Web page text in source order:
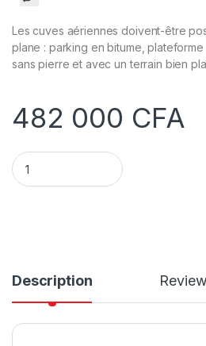
Les cuves aériennes doivent-être
plane : parking en bitume,
sans pierre et avec un terrain bien
482 000 CFA
Réservoir d'eau de 2000litres
Description